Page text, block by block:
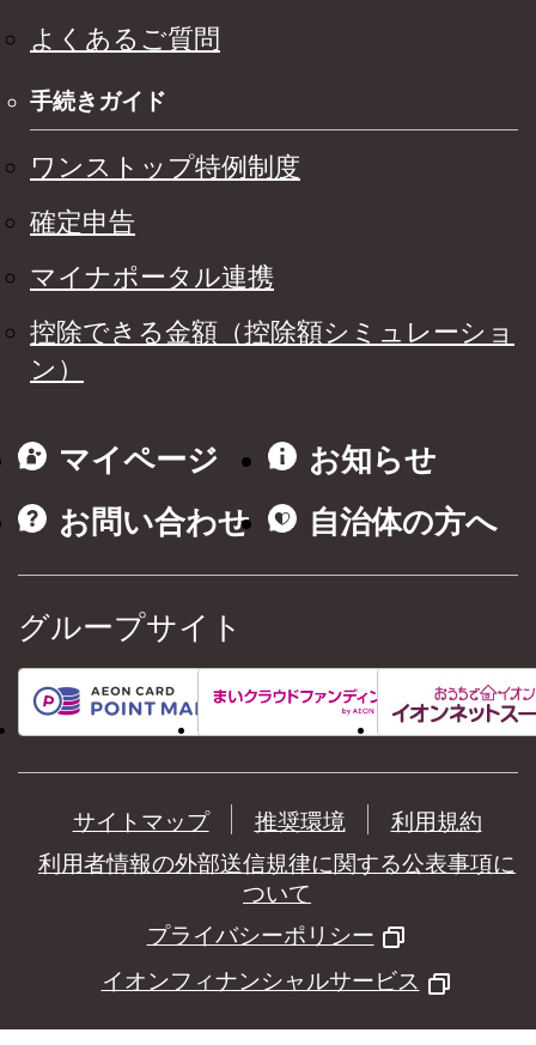
よくあるご質問
手続きガイド
ワンストップ特例制度
確定申告
マイナポータル連携
控除できる金額（控除額シミュレーショ
ン）
マイページ
お知らせ
お問い合わせ
自治体の方へ
グループサイト
サイトマップ 推奨環境
利用規約
利用者情報の外部送信規律に関する公表事項に
ついて
プライバシーポリシー
イオンフィナンシャルサービス